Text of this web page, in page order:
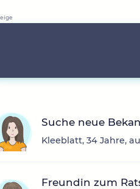
Suche neue
Kleeblatt, 34 Jahre,
Freundin zum